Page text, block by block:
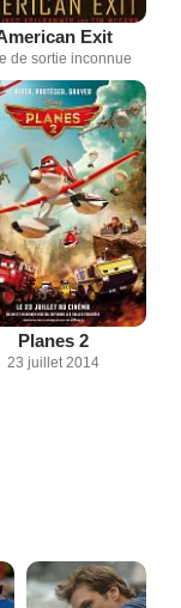
Exit
de sortie inconnue
Planes 2
23 juillet 2014